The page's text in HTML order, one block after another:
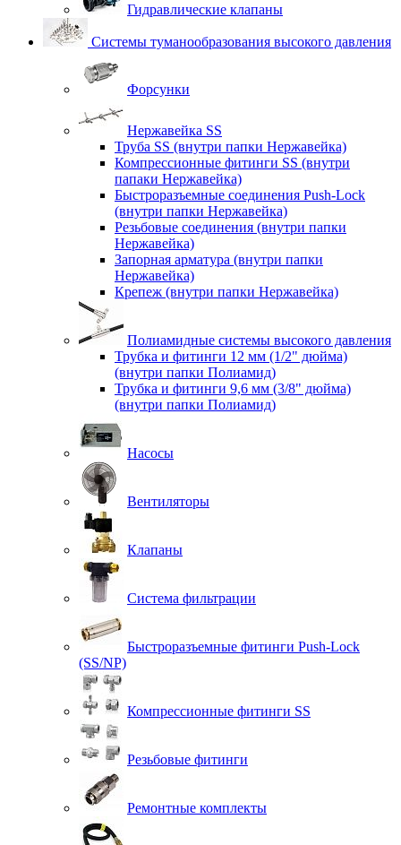
Гидравлические клапаны
Системы туманообразования высокого давления
Форсунки
Нержавейка SS
Труба SS (внутри папки Нержавейка)
Компрессионные фитинги SS (внутри
папаки Нержавейка)
Быстроразъемные соединения Push-Lock
(внутри папки Нержавейка)
Резьбовые соединения (внутри папки
Нержавейка)
Запорная арматура (внутри папки
Нержавейка)
Крепеж (внутри папки Нержавейка)
Полиамидные системы высокого давления
Трубка и фитинги 12 мм (1/2" дюйма)
(внутри папки Полиамид)
Трубка и фитинги 9,6 мм (3/8" дюйма)
(внутри папки Полиамид)
Насосы
Вентиляторы
Клапаны
Система фильтрации
Быстроразъемные фитинги Push-Lock
(SS/NP)
Компрессионные фитинги SS
Резьбовые фитинги
Ремонтные комплекты